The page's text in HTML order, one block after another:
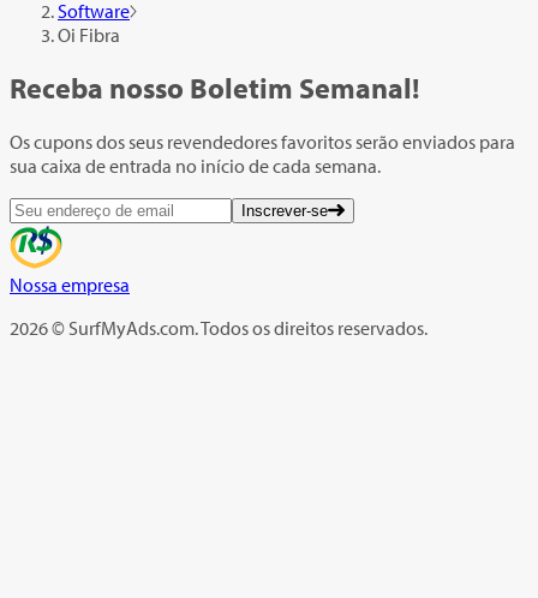
Software
Oi Fibra
Receba nosso Boletim Semanal!
Os cupons dos seus revendedores favoritos serão enviados para
sua caixa de entrada no início de cada semana.
Inscrever-se
Nossa empresa
2026 © SurfMyAds.com. Todos os direitos reservados.